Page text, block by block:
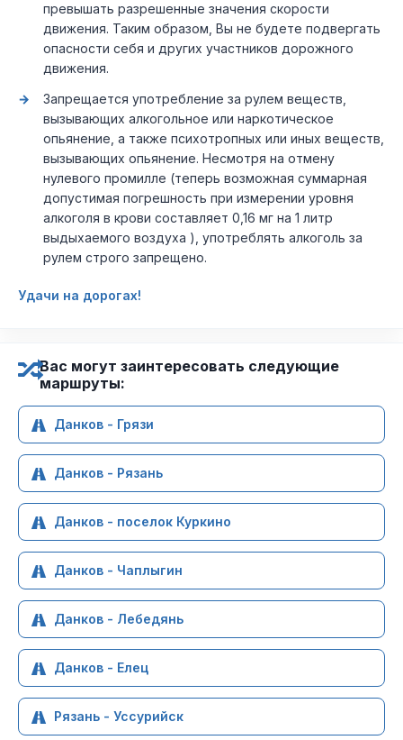
превышать разрешенные значения скорости
движения. Таким образом, Вы не будете подвергать
опасности себя и других участников дорожного
движения.
Запрещается употребление за рулем веществ,
вызывающих алкогольное или наркотическое
опьянение, а также психотропных или иных веществ,
вызывающих опьянение. Несмотря на отмену
нулевого промилле (теперь возможная суммарная
допустимая погрешность при измерении уровня
алкоголя в крови составляет 0,16 мг на 1 литр
выдыхаемого воздуха ), употреблять алкоголь за
рулем строго запрещено.
Удачи на дорогах!
Вас могут заинтересовать следующие
маршруты:
Данков - Грязи
Данков - Рязань
Данков - поселок Куркино
Данков - Чаплыгин
Данков - Лебедянь
Данков - Елец
Рязань - Уссурийск